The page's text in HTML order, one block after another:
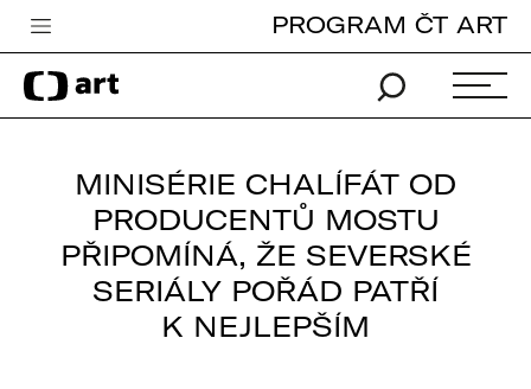
Česká televize
Zpravodajství
TV program
PROGRAM ČT ART
MINISÉRIE CHALÍFÁT OD
PRODUCENTŮ MOSTU
PŘIPOMÍNÁ, ŽE SEVERSKÉ
SERIÁLY POŘÁD PATŘÍ
K NEJLEPŠÍM